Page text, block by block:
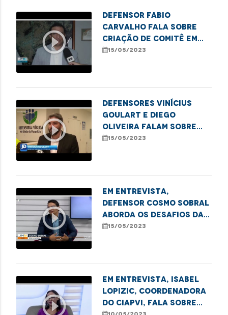
play_circle_outline
Defensor Fabio
Carvalho fala sobre
criação de comitê em
Imperatriz para
15/05/2023
play_circle_outline
Defensores Vinícius
Goulart e Diego
Oliveira falam sobre
audiência pública que
Planos de Saúde
15/05/2023
play_circle_outline
Em entrevista,
defensor Cosmo Sobral
aborda os desafios da
saúde pública no
15/05/2023
play_circle_outline
Em entrevista, Isabel
Lopizic, coordenadora
do CIAPVI, fala sobre